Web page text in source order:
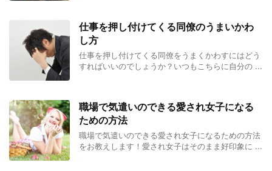
仕事を押し付けてくる同僚のうまいかわ
し方
仕事を押し付けてくる同僚をうまくかわすにはどう
すればいいのでしょうか？いつもこちらに自分の ...
職場で気遣いのできる愛され女子になる
ための方法
職場で気遣いのできる愛され女子になるための方法
をお教えします！愛され女子はそのまま好印象に ...